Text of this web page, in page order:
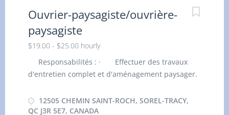
l’aide de tondeuses motorisées ou autoportées.
Réaliser le débroussaillage mécanique et manuel
afin de maintenir les espaces verts accessibles et
sécuritaires. Procéder au ramassage et à la
collecte des déchets et débris dans les zones
gazonnées et espaces adjacents. Conduire et
(tracteurs, tondeuses industrielles, souffleuses).
Effectuer des travaux saisonniers de déneigement
Ouvrier-paysagiste/ouvrière-
paysagiste
$19.00 - $25.00 hourly
Responsabilités : · Effectuer des travaux
d'entretien complet et d'aménagement paysager.
plates-bandes, le désherbage, la taille des haies
et des arbustes ainsi que le nettoyage des
12505 CHEMIN SAINT-ROCH, SOREL-TRACY,
QC J3R 5E7, CANADA